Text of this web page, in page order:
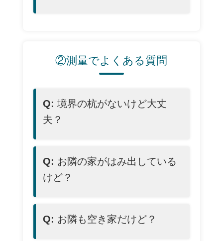
②測量でよくある質問
Q: 境界の杭がないけど大丈
夫？
Q: お隣の家がはみ出している
けど？
Q: お隣も空き家だけど？